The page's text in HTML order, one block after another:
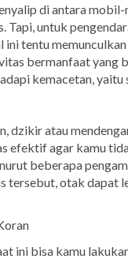
di antara
Tapi, untuk
ini tentu
bermanfaat yang
kemacetan,
dzikir atau
efektif agar kamu
beberapa
tersebut, otak dapat
ini bisa kamu